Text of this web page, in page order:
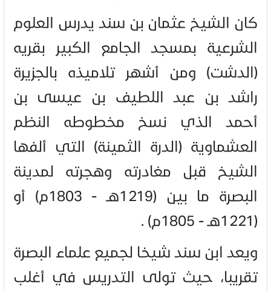
كان الشيخ عثمان بن سند يدرس العلوم
الشرعية بمسجد الجامع الكبير بقريه
(الدشت) ومن أشهر تلاميذه بالجزيرة
راشد بن عبد اللطيف بن عيسى بن
أحمد الذي نسخ مخطوطه النظم
العشماوية (الدرة الثمينة) التي ألفها
الشيخ قبل مغادرته وهجرته لمدينة
البصرة ما بين (1219هـ - 1803م) أو
(1221هـ - 1805م) .
ويعد ابن سند شيخا لجميع علماء البصرة
تقريبا، حيث تولى التدريس في أغلب